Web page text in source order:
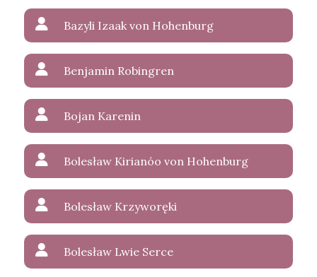
Bazyli Izaak von Hohenburg
Benjamin Robingren
Bojan Karenin
Bolesław Kirianóo von Hohenburg
Bolesław Krzyworęki
Bolesław Lwie Serce